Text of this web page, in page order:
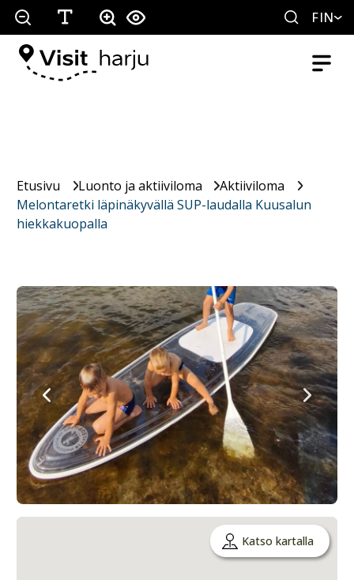
FIN
Etusivu Luonto ja aktiiviloma
Aktiiviloma
Melontaretki läpinäkyvällä SUP-laudalla Kuusalun
hiekkakuopalla
Katso kartalla